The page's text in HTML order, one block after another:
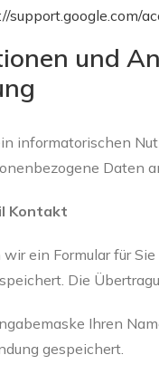
support.google.com/
und
informatorischen
Daten
Kontakt
ein Formular für
Die
Ihren
gespeichert.